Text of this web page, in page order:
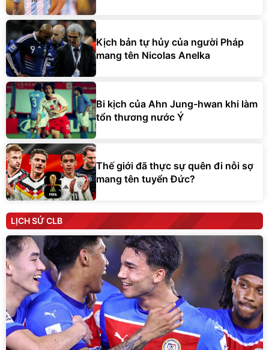
Kịch bản tự hủy của người Pháp
mang tên Nicolas Anelka
Bi kịch của Ahn Jung-hwan khi làm
tổn thương nước Ý
Thế giới đã thực sự quên đi nỗi sợ
mang tên tuyển Đức?
LỊCH SỬ CLB